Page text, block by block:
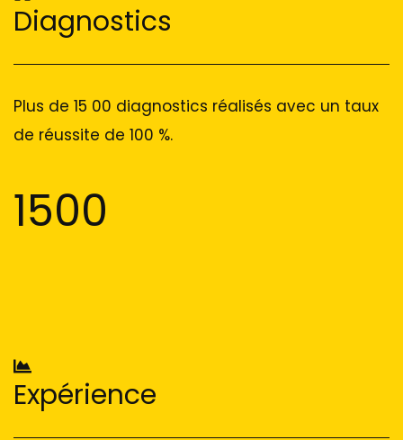
Diagnostics
Plus de 15 00 diagnostics réalisés avec un taux
de réussite de 100 %.
1500
Expérience